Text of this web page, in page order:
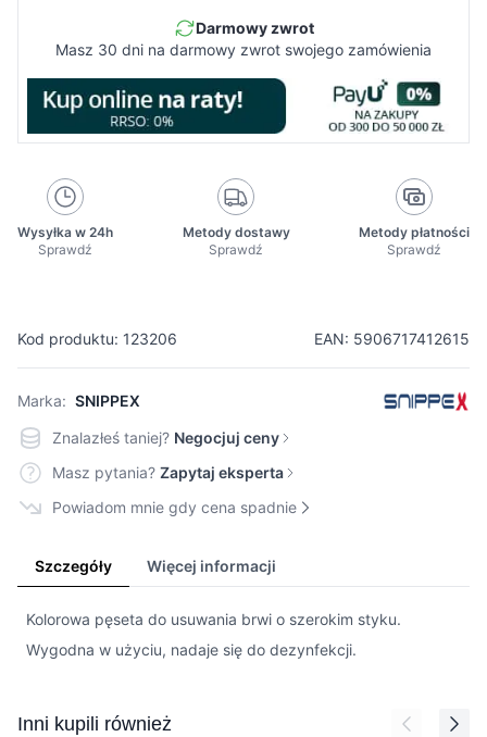
Kod produktu: 123206 EAN: 5906717412615
Marka: SNIPPEX
Darmowy zwrot
Masz 30 dni na darmowy zwrot swojego zamówienia
Wysyłka w 24h
Sprawdź
Metody dostawy
Sprawdź
Metody płatności
Sprawdź
Znalazłeś taniej? Negocjuj ceny
Masz pytania? Zapytaj eksperta
Powiadom mnie gdy cena spadnie
Szczegóły Więcej informacji
Kolorowa pęseta do usuwania brwi o szerokim styku.
Wygodna w użyciu, nadaje się do dezynfekcji.
Press to skip carousel
Inni kupili również